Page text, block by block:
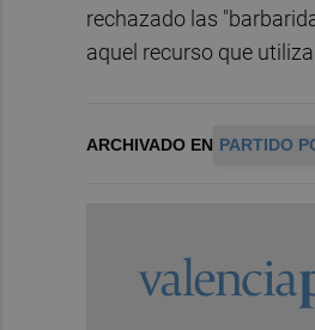
rechazado las
aquel recurso que
ARCHIVADO EN PARTIDO